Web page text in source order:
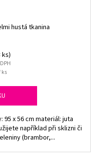
hustá tkanina
ks)
ks
x 56 cm materiál: juta
například při sklizni či
(brambor,...